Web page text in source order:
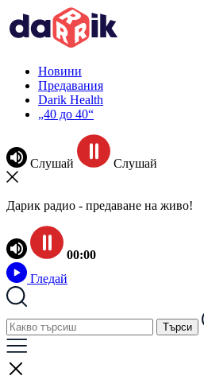
Новини
Предавания
Darik Health
„40 до 40“
Слушай Слушай
Дарик радио - предаване на живо!
00:00
Гледай